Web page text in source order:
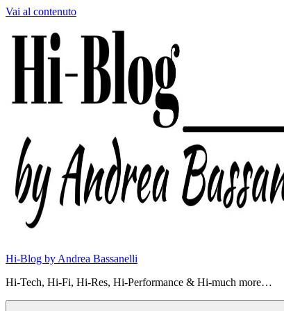
Vai al contenuto
Hi-Blog by Andrea Bassanelli
Hi-Tech, Hi-Fi, Hi-Res, Hi-Performance & Hi-much more…